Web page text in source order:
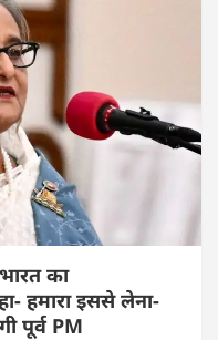
का
हमारा इससे लेना-
पूर्व PM